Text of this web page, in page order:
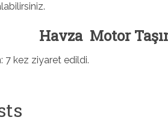
Havza Motor
7 kez ziyaret edildi.